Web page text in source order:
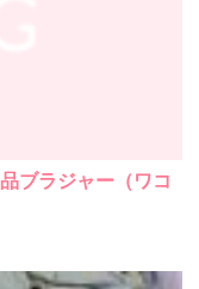
ブラジャー（ワコ